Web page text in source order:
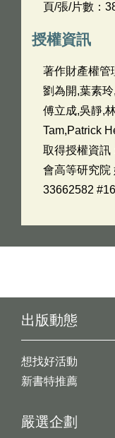
頁/張/片數：
授權資訊
著作財產權管
劉為開,葉素
傅立成,吳靜,
Tam,Patrick
取得授權資訊
會高等研究院
33662582
出版動態
想找好活動
新書特推薦
嚴選企劃